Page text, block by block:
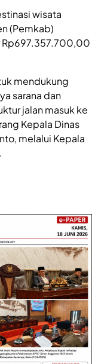
wisata
(Pemkab)
Rp697.357.700,00
mendukung
sarana dan
jalan masuk ke
Kepala Dinas
melalui Kepala